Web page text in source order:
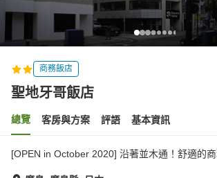
商務飯店
聖地牙哥飯店
總覽 客房與方案 評語 基本資訊
[OPEN in October 2020] 沿著並木通！舒適的商